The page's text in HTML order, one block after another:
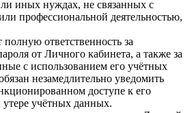
иных нуждах, не связанных с
профессиональной деятельностью,
полную ответственность за
от Личного кабинета, а также за
с использованием его учётных
незамедлительно уведомить
доступе к его
учётных данных.